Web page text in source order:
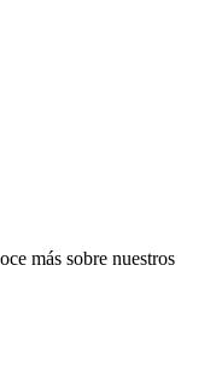
más sobre nuestros